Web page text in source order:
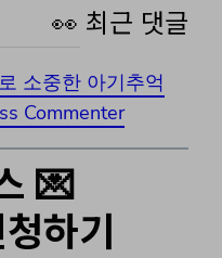
👀 최근 댓글
소중한 아기추억
Commenter
💌
하기